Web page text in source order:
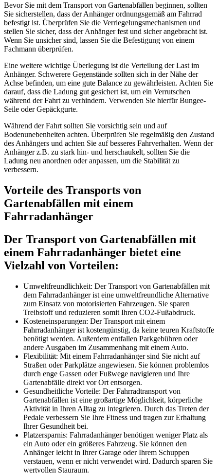
Bevor Sie mit dem Transport von Gartenabfällen beginnen, sollten
Sie sicherstellen, dass der Anhänger ordnungsgemäß am Fahrrad
befestigt ist. Überprüfen Sie die Verriegelungsmechanismen und
stellen Sie sicher, dass der Anhänger fest und sicher angebracht ist.
Wenn Sie unsicher sind, lassen Sie die Befestigung von einem
Fachmann überprüfen.
Eine weitere wichtige Überlegung ist die Verteilung der Last im
Anhänger. Schwerere Gegenstände sollten sich in der Nähe der
Achse befinden, um eine gute Balance zu gewährleisten. Achten Sie
darauf, dass die Ladung gut gesichert ist, um ein Verrutschen
während der Fahrt zu verhindern. Verwenden Sie hierfür Bungee-
Seile oder Gepäckgurte.
Während der Fahrt sollten Sie vorsichtig sein und auf
Bodenunebenheiten achten. Überprüfen Sie regelmäßig den Zustand
des Anhängers und achten Sie auf besseres Fahrverhalten. Wenn der
Anhänger z.B. zu stark hin- und herschaukelt, sollten Sie die
Ladung neu anordnen oder anpassen, um die Stabilität zu
verbessern.
Vorteile des Transports von
Gartenabfällen mit einem
Fahrradanhänger
Der Transport von Gartenabfällen mit
einem Fahrradanhänger bietet eine
Vielzahl von Vorteilen:
Umweltfreundlichkeit: Der Transport von Gartenabfällen mit
dem Fahrradanhänger ist eine umweltfreundliche Alternative
zum Einsatz von motorisierten Fahrzeugen. Sie sparen
Treibstoff und reduzieren somit Ihren CO2-Fußabdruck.
Kosteneinsparungen: Der Transport mit einem
Fahrradanhänger ist kostengünstig, da keine teuren Kraftstoffe
benötigt werden. Außerdem entfallen Parkgebühren oder
andere Ausgaben im Zusammenhang mit einem Auto.
Flexibilität: Mit einem Fahrradanhänger sind Sie nicht auf
Straßen oder Parkplätze angewiesen. Sie können problemlos
durch enge Gassen oder Fußwege navigieren und Ihre
Gartenabfälle direkt vor Ort entsorgen.
Gesundheitliche Vorteile: Der Fahrradtransport von
Gartenabfällen ist eine großartige Möglichkeit, körperliche
Aktivität in Ihren Alltag zu integrieren. Durch das Treten der
Pedale verbessern Sie Ihre Fitness und tragen zur Erhaltung
Ihrer Gesundheit bei.
Platzersparnis: Fahrradanhänger benötigen weniger Platz als
ein Auto oder ein größeres Fahrzeug. Sie können den
Anhänger leicht in Ihrer Garage oder Ihrem Schuppen
verstauen, wenn er nicht verwendet wird. Dadurch sparen Sie
wertvollen Stauraum.